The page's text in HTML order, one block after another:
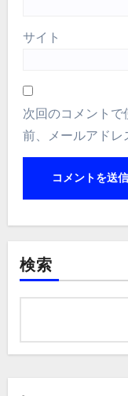
サイト
次回のコメントで
前、メールアドレ
検索